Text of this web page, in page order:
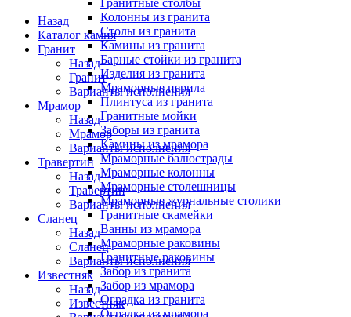
Гранитные столбы
Колонны из гранита
Столы из гранита
Камины из гранита
Барные стойки из гранита
Изделия из гранита
Мраморные перила
Плинтуса из гранита
Гранитные мойки
Заборы из гранита
Камины из мрамора
Мраморные балюстрады
Мраморные колонны
Мраморные столешницы
Мраморные журнальные столики
Гранитные скамейки
Ванны из мрамора
Мраморные раковины
Гранитные раковины
Забор из гранита
Забор из мрамора
Оградка из гранита
Оградка из мрамора
Назад
Каталог камня
Гранит
Назад
Гранит
Варианты исполнения
Мрамор
Назад
Мрамор
Варианты исполнения
Травертин
Назад
Травертин
Варианты исполнения
Сланец
Назад
Сланец
Варианты исполнения
Известняк
Назад
Известняк